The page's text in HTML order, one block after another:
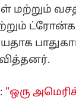
மற்றும்
"ஒரு